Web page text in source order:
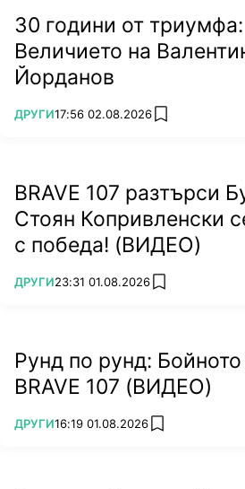
30 години от триумфа:
Величието на
Йорданов
ПОВЕЧЕ ОТ
ДРУГИ17:56 02.08.2026 add favorites
BRAVE 107 разтърси
Стоян Копривленски
с победа! (ВИДЕО)
ПОВЕЧЕ ОТ
ДРУГИ23:31 01.08.2026 add favorites
Рунд по рунд:
BRAVE 107 (ВИДЕО)
ПОВЕЧЕ ОТ
ДРУГИ16:19 01.08.2026 add favorites